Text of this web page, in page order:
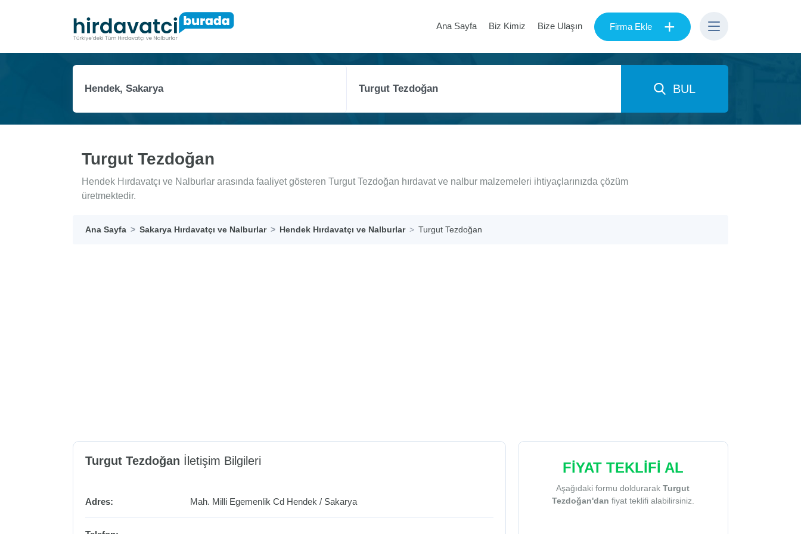
Ana Sayfa Biz Kimiz Bize Ulaşın Firma Ekle +
BUL
Turgut Tezdoğan
Hendek Hırdavatçı ve Nalburlar arasında faaliyet gösteren Turgut Tezdoğan hırdavat ve nalbur malzemeleri ihtiyaçlarınızda çözüm
üretmektedir.
Ana Sayfa Sakarya Hırdavatçı ve Nalburlar Hendek Hırdavatçı ve Nalburlar Turgut Tezdoğan
Turgut Tezdoğan İletişim Bilgileri
Adres: Mah. Milli Egemenlik Cd Hendek / Sakarya
FİYAT TEKLİFİ AL
Aşağıdaki formu doldurarakTurgut
Tezdoğan'dan fiyat teklifi alabilirsiniz.